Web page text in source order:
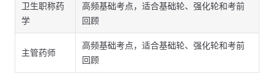
卫生职称药
学
高频基础考点，适合基础轮、强化轮和考前
回顾
主管药师
高频基础考点，适合基础轮、强化轮和考前
回顾